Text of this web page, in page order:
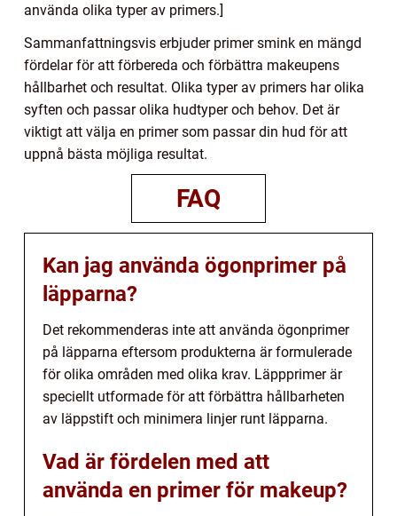
använda olika typer av primers.]
Sammanfattningsvis erbjuder primer smink en mängd
fördelar för att förbereda och förbättra makeupens
hållbarhet och resultat. Olika typer av primers har olika
syften och passar olika hudtyper och behov. Det är
viktigt att välja en primer som passar din hud för att
uppnå bästa möjliga resultat.
FAQ
Kan jag använda ögonprimer på
läpparna?
Det rekommenderas inte att använda ögonprimer
på läpparna eftersom produkterna är formulerade
för olika områden med olika krav. Läppprimer är
speciellt utformade för att förbättra hållbarheten
av läppstift och minimera linjer runt läpparna.
Vad är fördelen med att
använda en primer för makeup?